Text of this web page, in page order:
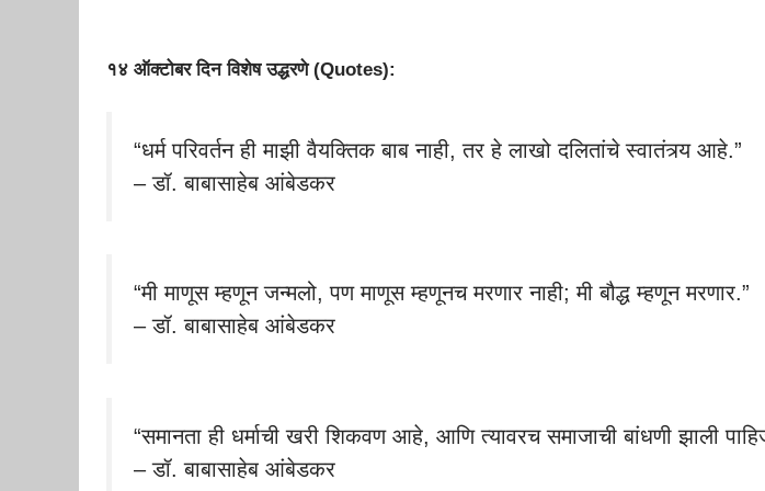
१४ ऑक्टोबर दिन विशेष उद्धरणे (Quotes):
“धर्म परिवर्तन ही माझी वैयक्तिक बाब नाही, तर हे लाखो दलितांचे स्वातंत्र्य आहे.”
– डॉ. बाबासाहेब आंबेडकर
“मी माणूस म्हणून जन्मलो, पण माणूस म्हणूनच मरणार नाही; मी बौद्ध म्हणून मरणार.”
– डॉ. बाबासाहेब आंबेडकर
“समानता ही धर्माची खरी शिकवण आहे, आणि त्यावरच समाजाची बांधणी झाली
– डॉ. बाबासाहेब आंबेडकर